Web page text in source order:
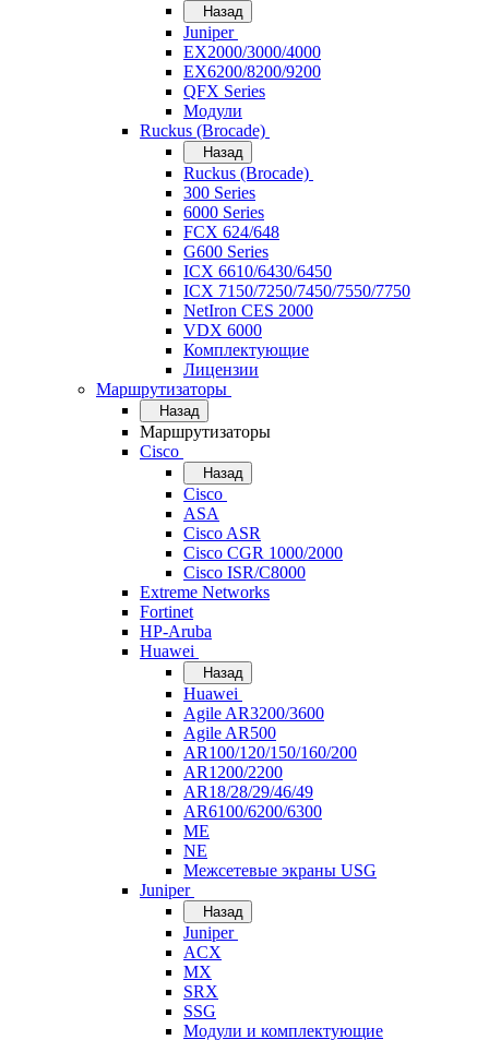
Назад
Juniper
EX2000/3000/4000
EX6200/8200/9200
QFX Series
Модули
Ruckus (Brocade)
Назад
Ruckus (Brocade)
300 Series
6000 Series
FCX 624/648
G600 Series
ICX 6610/6430/6450
ICX 7150/7250/7450/7550/7750
NetIron CES 2000
VDX 6000
Комплектующие
Лицензии
Маршрутизаторы
Назад
Маршрутизаторы
Cisco
Назад
Cisco
ASA
Cisco ASR
Cisco CGR 1000/2000
Cisco ISR/С8000
Extreme Networks
Fortinet
HP-Aruba
Huawei
Назад
Huawei
Agile AR3200/3600
Agile AR500
AR100/120/150/160/200
AR1200/2200
AR18/28/29/46/49
AR6100/6200/6300
ME
NE
Межсетевые экраны USG
Juniper
Назад
Juniper
ACX
MX
SRX
SSG
Модули и комплектующие